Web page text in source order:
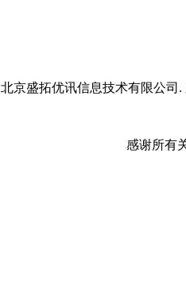
北京盛拓优讯信息技术有限公司.
感谢所有